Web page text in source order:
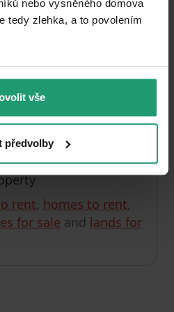
nebo vysněného domova
tedy zlehka, a to povolením
vše
předvolby
example, the listings in
(district)
rent, homes to rent,
for sale and lands for